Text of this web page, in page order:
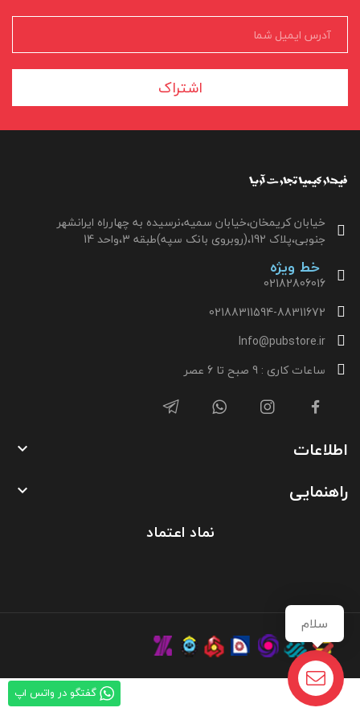
اشتراک
خیابان کریمخان،خیابان سمیه،نرسیده به چهارراه ایرانشهر
جنوبی،پلاک 192،(روبروی بانک سپه)طبقه 3،واحد 14
خط ویژه
02182806016
02188311594-88311672
Info@pubstore.ir
ساعات کاری : 9 صبح تا 6 عصر
اطلاعات 
راهنمایی 
نماد اعتماد
گفتگو در واتس اپ
سلام